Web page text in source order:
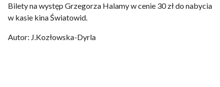
Bilety na występ Grzegorza Halamy w cenie 30 zł do nabycia
w kasie kina Światowid.
Autor: J.Kozłowska-Dyrla